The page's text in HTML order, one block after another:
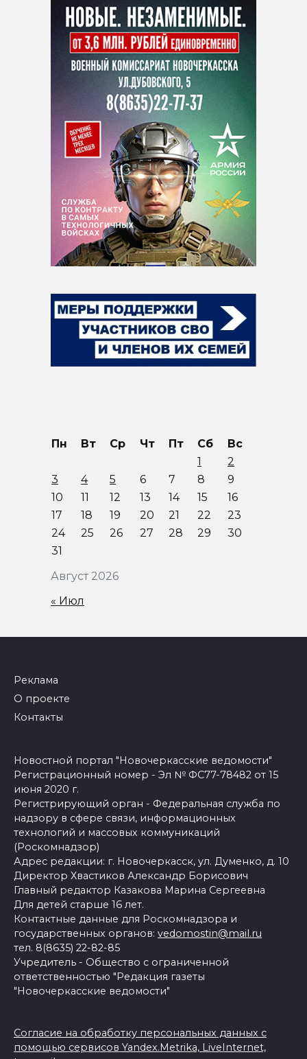
Август 2026
Пн Вт Ср Чт Пт Сб
Вс
1
2
3
4 5 6 7 8
9
10
11 12 13 14 15
16
17
18 19 20 21 22
23
24
25 26 27 28 29
30
31
« Июл
Реклама
О проекте
Контакты
Новостной портал "Новочеркасские ведомости"
Регистрационный номер - Эл № ФС77-78482 от 15
июня 2020 г.
Регистрирующий орган - Федеральная служба по
надзору в сфере связи, информационных
технологий и массовых коммуникаций
(Роскомнадзор)
Адрес редакции: г. Новочеркасск, ул. Думенко, д. 10
Директор Хвастиков Александр Борисович
Главный редактор Казакова Марина Сергеевна
Для детей старше 16 лет.
Контактные данные для Роскомнадзора и
государственных органов: vedomostin@mail.ru
тел. 8(8635) 22-82-85
Учредитель - Общество с ограниченной
ответственностью "Редакция газеты
"Новочеркасские ведомости"
Согласие на обработку персональных данных с
помощью сервисов Yandex.Metrika, LiveInternet,